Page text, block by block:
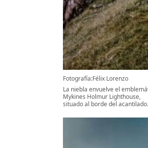
Fotografía:Félix Lorenzo
La niebla envuelve el
Mykines Holmur Lighthouse,
situado al borde del acantilado.